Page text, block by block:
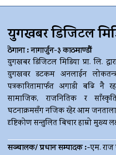
युगखबर डिजिटल
ठेगाना : नागार्जुन-३ काठमाण्डौं
युगखबर डिजिटल मिडिया प्रा. लि.
युगखवर डटकम अनलाईन लोकतन्त्र
पत्रकारितामार्फत अगाडी बढि नै
सामाजिक, राजनितिक र
घटनाक्रमसँग नजिक रहेर आम
दृष्टिकोण सन्तुलित बिचार हाम्रो मुख्य
सञ्चालक/ प्रधान सम्पादक :-एम. राज